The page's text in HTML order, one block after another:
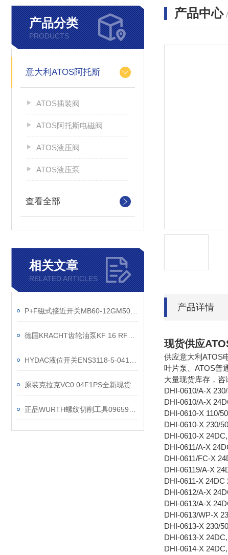
产品分类
PRODUCTS
意大利ATOS阿托斯
ATOS插装阀
ATOS阿托斯电磁阀
ATOS液压阀
ATOS液压泵
查看全部
相关文章
RELATED ARTICLES
原装克拉克VC0.04F1PS全新现货
产品中心
产品详情
现货供应
供应意大利ATOS
叶片泵、ATOS普
大量现货库存，咨
DHI-0610/A-X
DHI-0610/A-X
DHI-0610-X 110/
DHI-0610-X 230/
DHI-0610-X
DHI-0611/A-X
DHI-0611/FC-X
DHI-06119/A-X
DHI-0611-X
DHI-0612/A-X
DHI-0613/A-X
DHI-0613/WP-X
DHI-0613-X 230/
DHI-0613-X
DHI-0614-X